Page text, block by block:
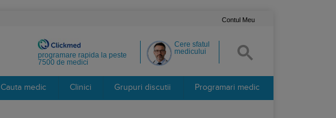
Contul Meu
Cere sfatul
medicului
programare rapida la peste
7500 de medici
Cauta medic Clinici Grupuri discutii Programari medic